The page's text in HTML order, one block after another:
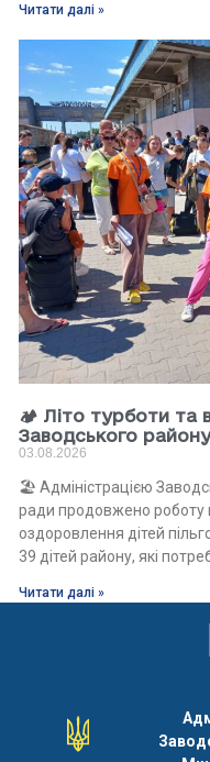
Читати далі »
🏕 Літо турботи та
Заводського
03.08.2026
🏖 Адміністрацією
ради продовжено роботу
оздоровлення дітей
39 дітей району, які
Читати далі »